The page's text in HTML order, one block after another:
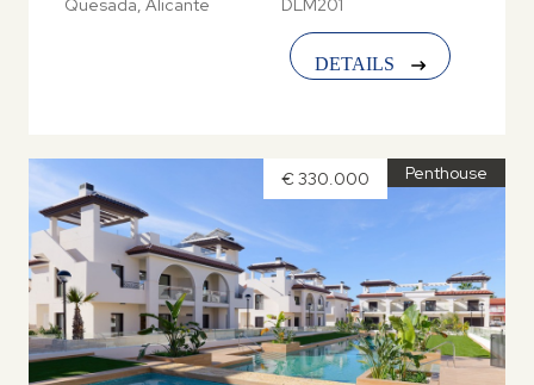
Quesada, Alicante
DLM201
DETAILS
Penthouse
€ 330.000